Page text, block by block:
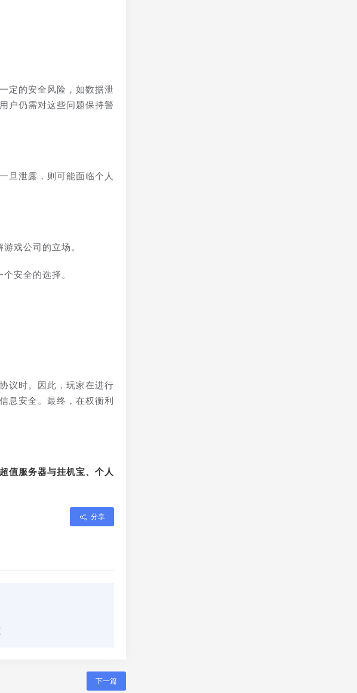
定的安全风险，如数据泄
户仍需对这些问题保持警
旦泄露，则可能面临个人
戏公司的立场。
安全的选择。
议时。因此，玩家在进行
息安全。最终，在权衡利
值服务器与挂机宝、个人
分享
下一篇